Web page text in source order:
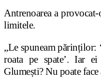
Antrenoarea a provocat-
limitele.
„Le spuneam părinților:
roata pe spate’. Iar ei
Glumești? Nu poate face